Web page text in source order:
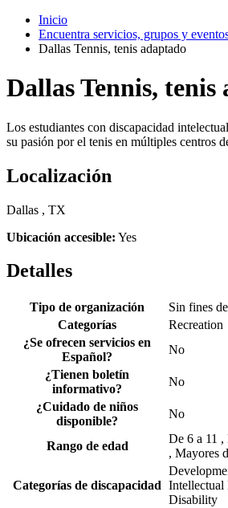
Inicio
Encuentra servicios, grupos y
Dallas Tennis, tenis adaptado
Dallas Tennis, tenis
Los estudiantes con discapacidad
su pasión por el tenis en múltiples centros
Localización
Dallas , TX
Ubicación accesible: Yes
Detalles
Tipo de organización
Sin fines
Categorías
Recreation
¿Se ofrecen servicios en
Español?
No
¿Tienen boletín
informativo?
No
¿Cuidado de niños
disponible?
No
Rango de edad
De 6 a 11 ,
, Mayores
Categorías de discapacidad Intellectual
Disability